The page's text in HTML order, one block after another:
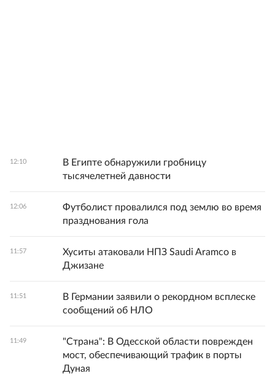
12:10
В Египте обнаружили гробницу
тысячелетней давности
12:06
Футболист провалился под землю во время
празднования гола
11:57
Хуситы атаковали НПЗ Saudi Aramco в
Джизане
11:51
В Германии заявили о рекордном всплеске
сообщений об НЛО
11:49
"Страна": В Одесской области поврежден
мост, обеспечивающий трафик в порты
Дуная